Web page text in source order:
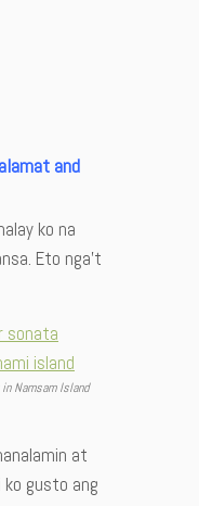
and
ko na
Eto nga’t
Namsam Island
at
ko gusto ang